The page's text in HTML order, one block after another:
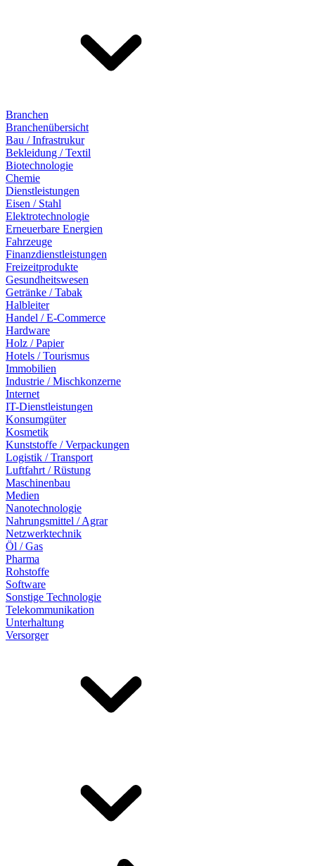
Branchen
Branchenübersicht
Bau / Infrastrukur
Bekleidung / Textil
Biotechnologie
Chemie
Dienstleistungen
Eisen / Stahl
Elektrotechnologie
Erneuerbare Energien
Fahrzeuge
Finanzdienstleistungen
Freizeitprodukte
Gesundheitswesen
Getränke / Tabak
Halbleiter
Handel / E-Commerce
Hardware
Holz / Papier
Hotels / Tourismus
Immobilien
Industrie / Mischkonzerne
Internet
IT-Dienstleistungen
Konsumgüter
Kosmetik
Kunststoffe / Verpackungen
Logistik / Transport
Luftfahrt / Rüstung
Maschinenbau
Medien
Nanotechnologie
Nahrungsmittel / Agrar
Netzwerktechnik
Öl / Gas
Pharma
Rohstoffe
Software
Sonstige Technologie
Telekommunikation
Unterhaltung
Versorger